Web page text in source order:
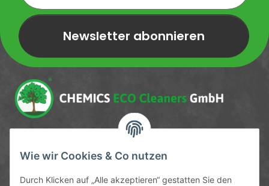
Wie wir Cookies & Co nutzen
Durch Klicken auf „Alle akzeptieren“ gestatten Sie den
Newsletter abonnieren
Newsletter Newsletter abonnieren
Service-Hotline
09372 / 70 80 90